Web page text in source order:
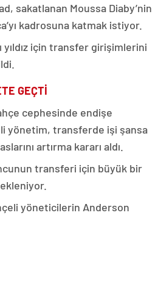
sakatlanan Moussa Diaby’nin
kadrosuna katmak istiyor.
yıldız için transfer girişimlerini
GEÇTİ
cephesinde endişe
yönetim, transferde işi şansa
artırma kararı aldı.
transferi için büyük bir
yöneticilerin Anderson